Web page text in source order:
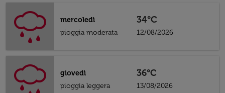
mercoledì
pioggia moderata
34°C
12/08/2026
giovedì
pioggia leggera
36°C
13/08/2026